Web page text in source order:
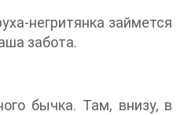
негритянка займется
забота.
бычка. Там, внизу, в